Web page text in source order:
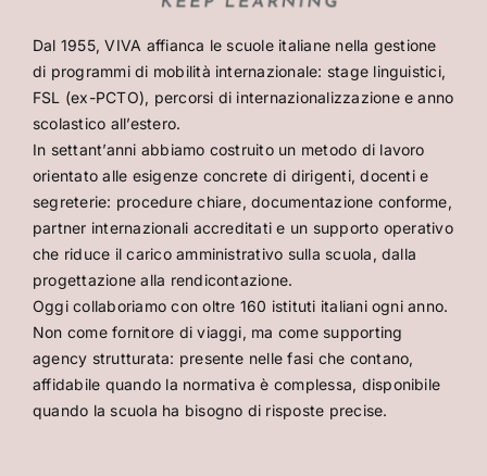
Dal 1955, VIVA affianca le scuole italiane nella gestione
di programmi di mobilità internazionale: stage linguistici,
FSL (ex-PCTO), percorsi di internazionalizzazione e anno
scolastico all’estero.
In settant’anni abbiamo costruito un metodo di lavoro
orientato alle esigenze concrete di dirigenti, docenti e
segreterie: procedure chiare, documentazione conforme,
partner internazionali accreditati e un supporto operativo
che riduce il carico amministrativo sulla scuola, dalla
progettazione alla rendicontazione.
Oggi collaboriamo con oltre 160 istituti italiani ogni anno.
Non come fornitore di viaggi, ma come supporting
agency strutturata: presente nelle fasi che contano,
affidabile quando la normativa è complessa, disponibile
quando la scuola ha bisogno di risposte precise.